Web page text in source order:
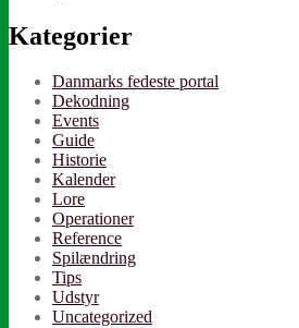
Kategorier
Danmarks fedeste portal
Dekodning
Events
Guide
Historie
Kalender
Lore
Operationer
Reference
Spilændring
Tips
Udstyr
Uncategorized